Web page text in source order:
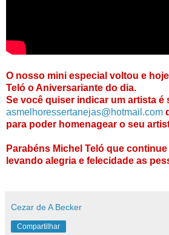
O nosso mini especial voltou e
Teló o Aniversariante do dia.
Se você quiser indicar um artista é
asmelhoressertanejas@hotmail.com
para poder homenagear o seu
Parabéns Michel Teló que
levando alegria e felecidade as
Cezar de A Becker
Compartilhar